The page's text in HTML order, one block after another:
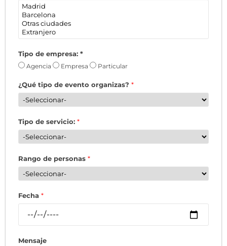
Tipo de empresa: *
Agencia Empresa Particular
¿Qué tipo de evento organizas? *
Tipo de servicio: *
Rango de personas *
Fecha *
Mensaje